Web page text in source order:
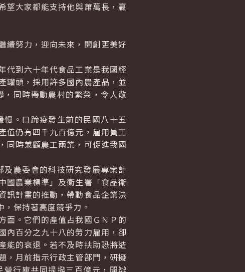
大家都能支持他與蕭萬長，贏
努力，迎向未來，開創更美好
到六十年代食品工業是我國經
罐頭，採用許多國內農產品，並
同時帶動農村的繁榮，令人敬
。口蹄疫發生前的民國八十五
值仍有四千九百億元，雇用員工
同時兼顧農工兩業，可促進我國
農委會的科技研究發展專案計
國農業標準」及衛生署「食品衛
訊計畫的推動，帶動食品企業決
保持著高度競爭力。
。它們的產值占我國ＧＮＰ的
內百分之九十八的勞力雇用，卻
能的衰退。若不及時扶助恐將造
，月前指示行政主管部門，研擬
行庫共同提撥三百億元，開辦